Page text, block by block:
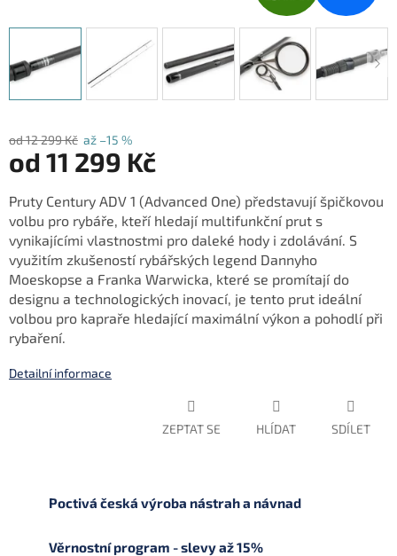
D
A
R
od 12 299 Kč až –15 %
od 11 299 Kč
cena:
Pruty Century ADV 1 (Advanced One) představují špičkovou
volbu pro rybáře, kteří hledají multifunkční prut s
vynikajícími vlastnostmi pro daleké hody i zdolávání. S
využitím zkušeností rybářských legend Dannyho
Moeskopse a Franka Warwicka, které se promítají do
designu a technologických inovací, je tento prut ideální
volbou pro kapraře hledající maximální výkon a pohodlí při
rybaření.
Detailní informace
ZEPTAT SE HLÍDAT SDÍLET
Poctivá česká výroba nástrah a návnad
Věrnostní program - slevy až 15%